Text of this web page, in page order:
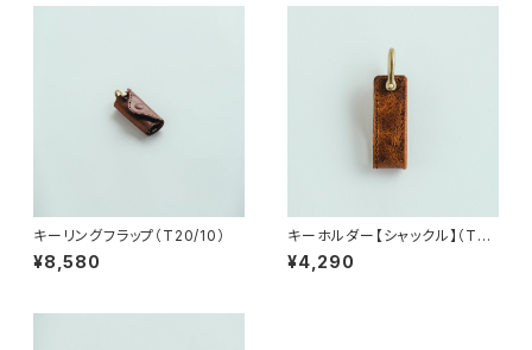
キーリングフラップ（T20/10）
¥8,580
キーホルダー【シャックル】（T2
0/11）
¥4,290